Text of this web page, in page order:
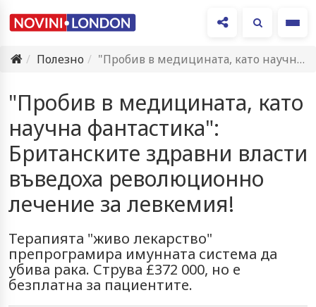
Полезно
"Пробив в медицината, като научна фантастика": Британските здравни власти въведоха…
"Пробив в медицината, като
научна фантастика":
Британските здравни власти
въведоха революционно
лечение за левкемия!
Терапията "живо лекарство"
препрограмира имунната система да
убива рака. Струва £372 000, но е
безплатна за пациентите.